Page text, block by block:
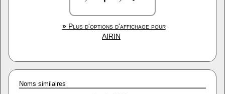
»Plus d'options d'affichage pour
AIRIN
Noms similaires